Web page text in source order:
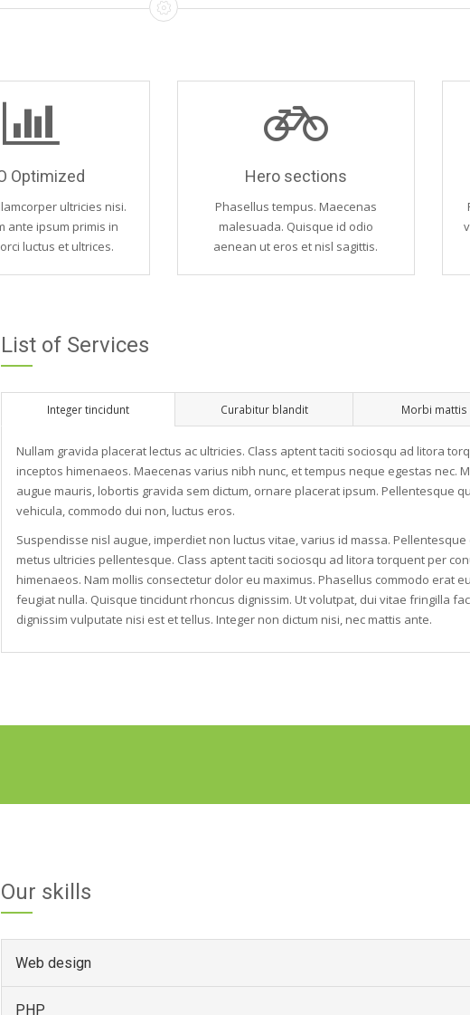
Optimized
ultricies nisi.
ante ipsum primis in
luctus et ultrices.
Hero sections
Phasellus tempus. Maecenas
malesuada. Quisque id odio
aenean ut eros et nisl sagittis.
List of Services
Integer tincidunt Curabitur blandit Morbi mattis
Nullam gravida placerat lectus ac ultricies. Class aptent taciti sociosqu ad litora
inceptos himenaeos. Maecenas varius nibh nunc, et tempus neque egestas nec.
augue mauris, lobortis gravida sem dictum, ornare placerat ipsum. Pellentesque
vehicula, commodo dui non, luctus eros.
Suspendisse nisl augue, imperdiet non luctus vitae, varius id massa.
metus ultricies pellentesque. Class aptent taciti sociosqu ad litora torquent per
himenaeos. Nam mollis consectetur dolor eu maximus. Phasellus commodo erat
feugiat nulla. Quisque tincidunt rhoncus dignissim. Ut volutpat, dui vitae fringilla
dignissim vulputate nisi est et tellus. Integer non dictum nisi, nec mattis ante.
Our skills
Web design
PHP